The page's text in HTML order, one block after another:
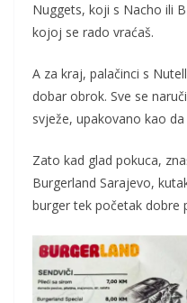
Nuggets, koji s Nacho ili
kojoj se rado vraćaš.
A za kraj, palačinci s
dobar obrok. Sve se
svježe, upakovano kao
Zato kad glad pokuca,
Burgerland Sarajevo,
burger tek početak dobre